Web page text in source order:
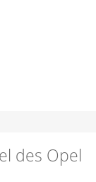
des Opel